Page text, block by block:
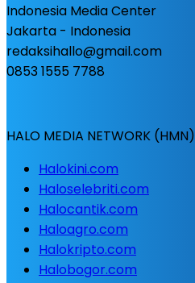
Indonesia Media Center
Jakarta - Indonesia
redaksihallo@gmail.com
0853 1555 7788
HALO MEDIA NETWORK (HMN)
Halokini.com
Haloselebriti.com
Halocantik.com
Haloagro.com
Halokripto.com
Halobogor.com